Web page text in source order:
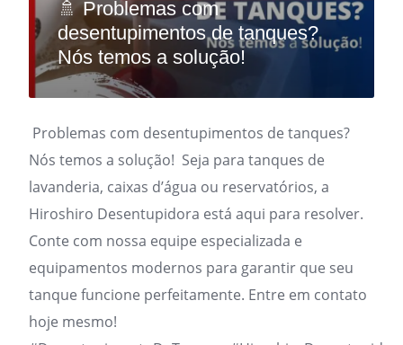
🚿 Problemas com
desentupimentos de tanques?
Nós temos a solução!
Problemas com desentupimentos de tanques?
Nós temos a solução! Seja para tanques de
lavanderia, caixas d’água ou reservatórios, a
Hiroshiro Desentupidora está aqui para resolver.
Conte com nossa equipe especializada e
equipamentos modernos para garantir que seu
tanque funcione perfeitamente. Entre em contato
hoje mesmo!